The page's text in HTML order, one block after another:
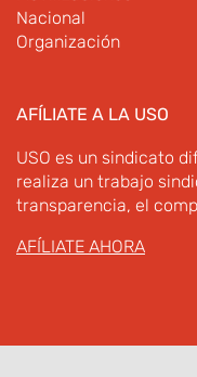
Nacional
Organización
AFÍLIATE A LA USO
USO es un sindicato
realiza un trabajo
transparencia, el
AFÍLIATE AHORA